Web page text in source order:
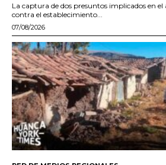
La captura de dos presuntos implicados en
contra el establecimiento...
07/08/2026